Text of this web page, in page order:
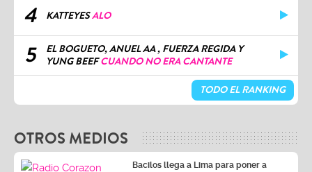
4 KATTEYESALO
5
EL BOGUETO, ANUEL AA , FUERZA REGIDA Y
YUNG BEEFCUANDO NO ERA CANTANTE
TODO EL RANKING
OTROS MEDIOS
Bacilos llega a Lima para poner a